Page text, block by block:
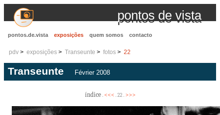
pontos de vista
pontos.de.vista exposições quem somos contacto
pdv exposições Transeunte fotos 22
Transeunte Février 2008
índice. <<< . 22 . >>>